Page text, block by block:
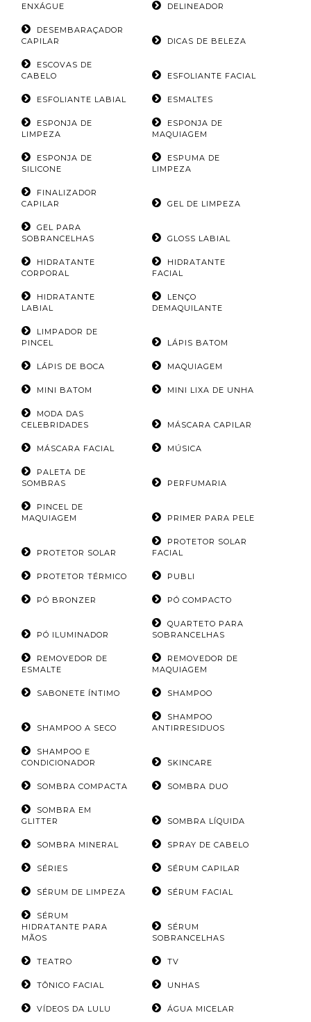
ENXÁGUE
DELINEADOR
DESEMBARAÇADOR
CAPILAR
DICAS DE BELEZA
ESCOVAS DE
CABELO
ESFOLIANTE FACIAL
ESFOLIANTE LABIAL ESMALTES
ESPONJA DE
LIMPEZA
ESPONJA DE
MAQUIAGEM
ESPONJA DE
SILICONE
ESPUMA DE
LIMPEZA
FINALIZADOR
CAPILAR
GEL DE LIMPEZA
GEL PARA
SOBRANCELHAS
GLOSS LABIAL
HIDRATANTE
CORPORAL
HIDRATANTE
FACIAL
HIDRATANTE
LABIAL
LENÇO
DEMAQUILANTE
LIMPADOR DE
PINCEL
LÁPIS BATOM
LÁPIS DE BOCA MAQUIAGEM
MINI BATOM MINI LIXA DE UNHA
MODA DAS
CELEBRIDADES
MÁSCARA CAPILAR
MÁSCARA FACIAL MÚSICA
PALETA DE
SOMBRAS
PERFUMARIA
PINCEL DE
MAQUIAGEM
PRIMER PARA PELE
PROTETOR SOLAR
PROTETOR SOLAR
FACIAL
PROTETOR TÉRMICO PUBLI
PÓ BRONZER PÓ COMPACTO
PÓ ILUMINADOR
QUARTETO PARA
SOBRANCELHAS
REMOVEDOR DE
ESMALTE
REMOVEDOR DE
MAQUIAGEM
SABONETE ÍNTIMO SHAMPOO
SHAMPOO A SECO
SHAMPOO
ANTIRRESIDUOS
SHAMPOO E
CONDICIONADOR
SKINCARE
SOMBRA COMPACTA SOMBRA DUO
SOMBRA EM
GLITTER
SOMBRA LÍQUIDA
SOMBRA MINERAL SPRAY DE CABELO
SÉRIES SÉRUM CAPILAR
SÉRUM DE LIMPEZA SÉRUM FACIAL
SÉRUM
HIDRATANTE PARA
MÃOS
SÉRUM
SOBRANCELHAS
TEATRO TV
TÔNICO FACIAL UNHAS
VÍDEOS DA LULU ÁGUA MICELAR